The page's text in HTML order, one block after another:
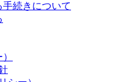
続きについて